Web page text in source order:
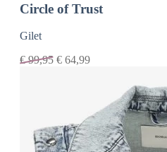
Circle of Trust
Gilet
€99,95 € 64,99